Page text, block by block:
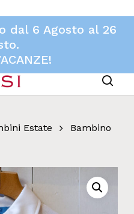
dal 6 Agosto al 26
Estate
Bambino